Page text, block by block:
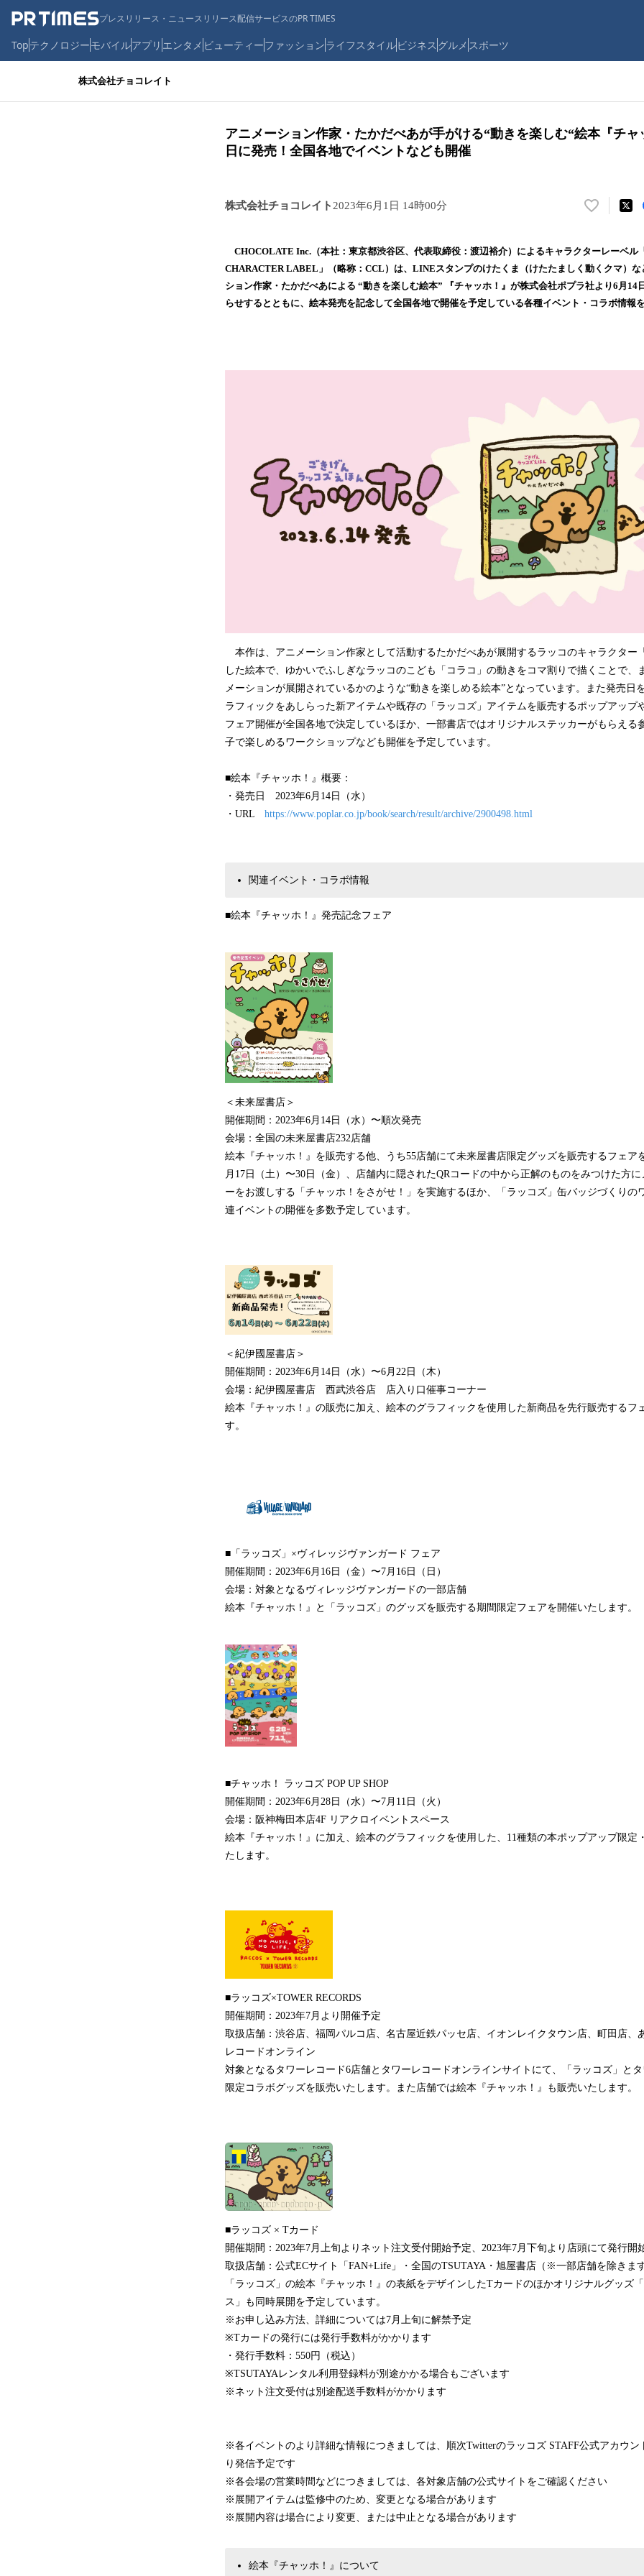
プレスリリース・ニュースリリース配信サービスのPR TIMES
Topテクノロジーモバイルアプリ エンタメ ビューティーファッションライフスタイルビジネス グルメ スポーツ
株式会社チョコレイト
アニメーション作家・たかだべあが手がける“動きを楽しむ“絵本『チャ
日に発売！全国各地でイベントなども開催
株式会社チョコレイト 2023年6月1日 14時00分
い
！
数
を
読
CHOCOLATE Inc.（本社：東京都渋谷区、代表取締役：渡辺裕介）によるキャラクターレーベル
CHARACTER LABEL」（略称：CCL）は、LINEスタンプのけたくま（けたたましく動くクマ）な
ション作家・たかだべあによる “動きを楽しむ絵本” 『チャッホ！』が株式会社ポプラ社より6月14
らせするとともに、絵本発売を記念して全国各地で開催を予定している各種イベント・コラボ情報
本作は、アニメーション作家として活動するたかだべあが展開するラッコのキャラクター
した絵本で、ゆかいでふしぎなラッコのこども「コラコ」の動きをコマ割りで描くことで、
メーションが展開されているかのような“動きを楽しめる絵本”となっています。また発売日
ラフィックをあしらった新アイテムや既存の「ラッコズ」アイテムを販売するポップアップ
フェア開催が全国各地で決定しているほか、一部書店ではオリジナルステッカーがもらえる
子で楽しめるワークショップなども開催を予定しています。
■絵本『チャッホ！』概要：
・発売日 2023年6月14日（水）
・URL https://www.poplar.co.jp/book/search/result/archive/2900498.html
関連イベント・コラボ情報
■絵本『チャッホ！』発売記念フェア
＜未来屋書店＞
開催期間：2023年6月14日（水）〜順次発売
会場：全国の未来屋書店232店舗
絵本『チャッホ！』を販売する他、うち55店舗にて未来屋書店限定グッズを販売するフェア
月17日（土）〜30日（金）、店舗内に隠されたQRコードの中から正解のものをみつけた方
ーをお渡しする「チャッホ！をさがせ！」を実施するほか、「ラッコズ」缶バッジづくりの
連イベントの開催を多数予定しています。
＜紀伊國屋書店＞
開催期間：2023年6月14日（水）〜6月22日（木）
会場：紀伊國屋書店 西武渋谷店 店入り口催事コーナー
絵本『チャッホ！』の販売に加え、絵本のグラフィックを使用した新商品を先行販売するフ
す。
■「ラッコズ」×ヴィレッジヴァンガード フェア
開催期間：2023年6月16日（金）〜7月16日（日）
会場：対象となるヴィレッジヴァンガードの一部店舗
絵本『チャッホ！』と「ラッコズ」のグッズを販売する期間限定フェアを開催いたします。
■チャッホ！ ラッコズ POP UP SHOP
開催期間：2023年6月28日（水）〜7月11日（火）
会場：阪神梅田本店4F リアクロイベントスペース
絵本『チャッホ！』に加え、絵本のグラフィックを使用した、11種類の本ポップアップ限定
たします。
■ラッコズ×TOWER RECORDS
開催期間：2023年7月より開催予定
取扱店舗：渋谷店、福岡パルコ店、名古屋近鉄パッセ店、イオンレイクタウン店、町田店、
レコードオンライン
対象となるタワーレコード6店舗とタワーレコードオンラインサイトにて、「ラッコズ」と
限定コラボグッズを販売いたします。また店舗では絵本『チャッホ！』も販売いたします。
■ラッコズ × Tカード
開催期間：2023年7⽉上旬よりネット注文受付開始予定、2023年7月下旬より店頭にて発行開
取扱店舗：公式ECサイト「FAN+Life」・全国のTSUTAYA・旭屋書店（※一部店舗を除きます
「ラッコズ」の絵本『チャッホ！』の表紙をデザインしたTカードのほかオリジナルグッズ
ス」も同時展開を予定しています。
※お申し込み方法、詳細については7月上旬に解禁予定
※Tカードの発行には発行手数料がかかります
・発行手数料：550円（税込）
※TSUTAYAレンタル利用登録料が別途かかる場合もございます
※ネット注文受付は別途配送手数料がかかります
※各イベントのより詳細な情報につきましては、順次Twitterのラッコズ STAFF公式アカウン
り発信予定です
※各会場の営業時間などにつきましては、各対象店舗の公式サイトをご確認ください
※展開アイテムは監修中のため、変更となる場合があります
※展開内容は場合により変更、または中止となる場合があります
絵本『チャッホ！』について